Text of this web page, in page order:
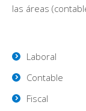
las áreas
Laboral
Contable
Fiscal